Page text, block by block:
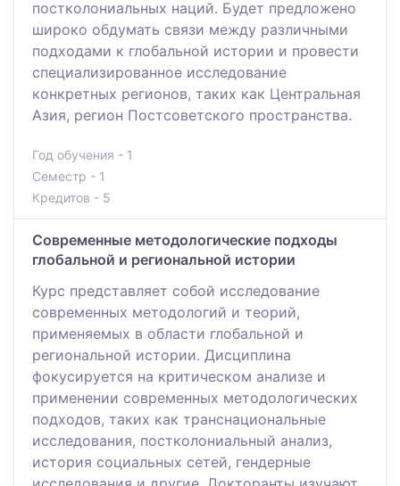
постколониальных наций. Будет предложено
широко обдумать связи между различными
подходами к глобальной истории и провести
специализированное исследование
конкретных регионов, таких как Центральная
Азия, регион Постсоветского пространства.
Год обучения - 1
Семестр - 1
Кредитов - 5
Современные методологические подходы
глобальной и региональной истории
Курс представляет собой исследование
современных методологий и теорий,
применяемых в области глобальной и
региональной истории. Дисциплина
фокусируется на критическом анализе и
применении современных методологических
подходов, таких как транснациональные
исследования, постколониальный анализ,
история социальных сетей, гендерные